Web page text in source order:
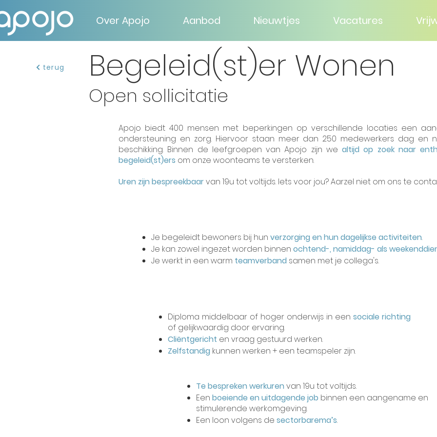
Over Apojo Aanbod Nieuwtjes Vacatures
terug Begeleid(st)er Wonen
Open sollicitatie
Apojo biedt 400 mensen met beperkingen op verschillende locaties een
ondersteuning en zorg. Hiervoor staan meer dan 250 medewerkers dag en
beschikking. Binnen de leefgroepen van Apojo zijn we altijd op zoek naar
begeleid(st)ers om onze woonteams te versterken.
Uren zijn bespreekbaarvan 19u tot voltijds. Iets voor jou? Aarzel niet om ons te
Je begeleidt bewoners bij hun verzorging en hun dagelijkse activiteiten.
Je kan zowel ingezet worden binnen ochtend-, namiddag- als
Je werkt in een warm teamverband samen met je collega's.
Diploma middelbaar of hoger onderwijs in een sociale richting
of gelijkwaardig door ervaring.
Cliëntgericht en vraag gestuurd werken.
Zelfstandig kunnen werken + een teamspeler zijn.
Te bespreken werkurenvan 19u tot voltijds.
Een boeiende en uitdagende job binnen een aangename en
stimulerende werkomgeving.
Een loon volgens de sectorbarema’s.